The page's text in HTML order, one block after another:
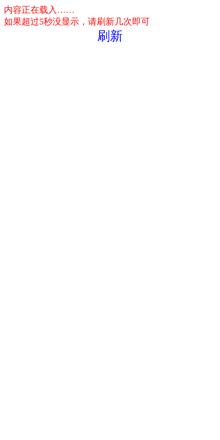
内容正在载入……
如果超过5秒没显示，请刷新几次即可
刷新